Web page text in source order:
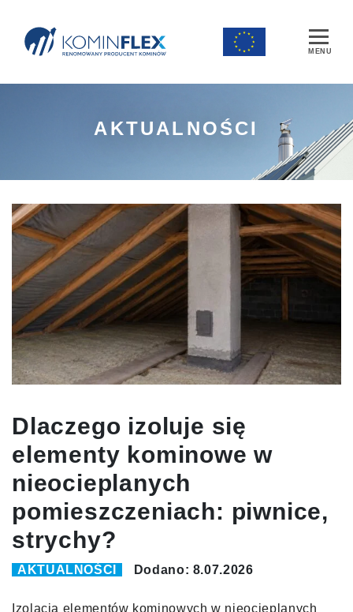
Main Navigation
AKTUALNOŚCI
Dlaczego izoluje się
elementy kominowe w
nieocieplanych
pomieszczeniach: piwnice,
strychy?
AKTUALNOŚCI Dodano: 8.07.2026
Izolacja elementów kominowych w nieocieplanych